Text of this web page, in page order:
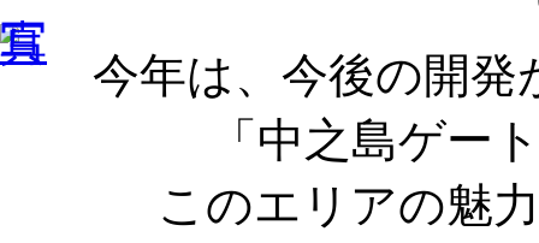
今年は、今後の開
「中之島ゲー
このエリアの魅